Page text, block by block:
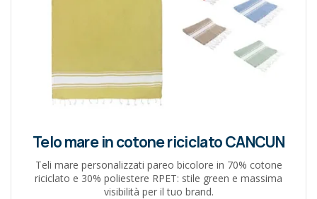
Telo mare in cotone riciclato CANCUN
Teli mare personalizzati pareo bicolore in 70% cotone
riciclato e 30% poliestere RPET: stile green e massima
visibilità per il tuo brand.